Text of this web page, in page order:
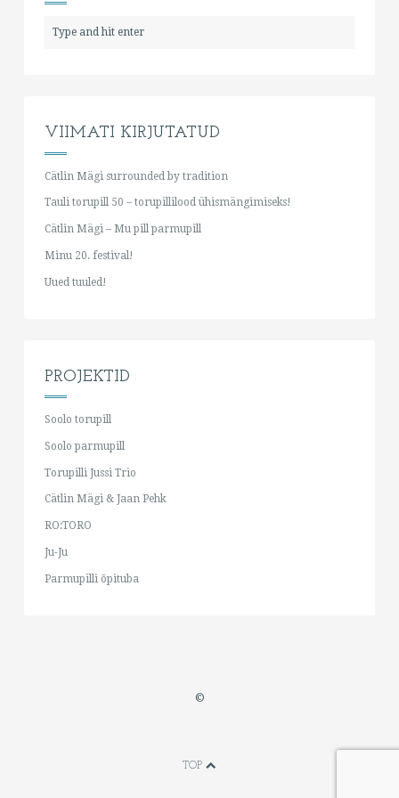
VIIMATI KIRJUTATUD
Cätlin Mägi surrounded by tradition
Tauli torupill 50 – torupillilood ühismängimiseks!
Cätlin Mägi – Mu pill parmupill
Minu 20. festival!
Uued tuuled!
PROJEKTID
Soolo torupill
Soolo parmupill
Torupilli Jussi Trio
Cätlin Mägi & Jaan Pehk
RO:TORO
Ju-Ju
Parmupilli õpituba
©
TOP